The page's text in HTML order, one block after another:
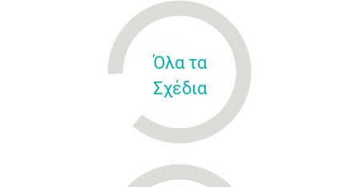
Όλα τα
Σχέδια